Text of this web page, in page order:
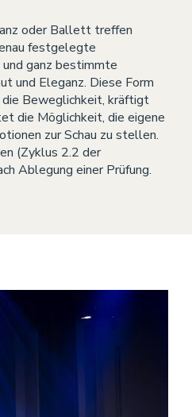
oder Ballett treffen
festgelegte
ganz bestimmte
und Eleganz. Diese Form
Beweglichkeit, kräftigt
die Möglichkeit, die eigene
zur Schau zu stellen.
(Zyklus 2.2 der
Ablegung einer Prüfung.